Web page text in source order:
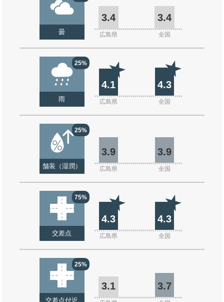
曇
3.4 3.4
広島県 全国
25%
雨
4.1 4.3
広島県 全国
25%
舗装（湿潤）
3.9 3.9
広島県 全国
75%
交差点
4.3 4.3
広島県 全国
25%
交差点付近
3.1 3.7